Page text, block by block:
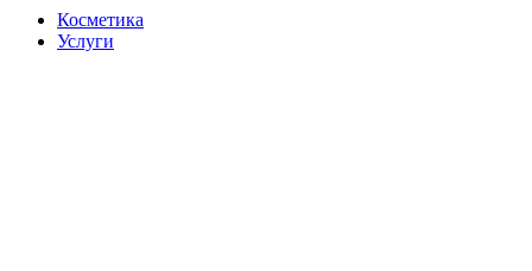
Косметика
Услуги